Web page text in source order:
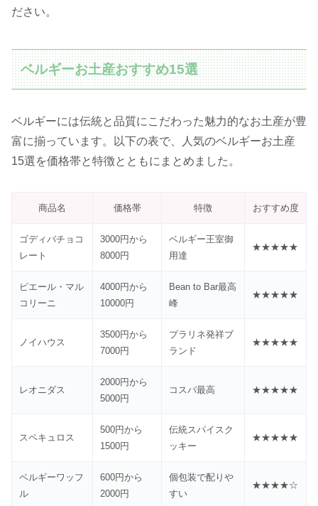
ださい。
ベルギーお土産おすすめ15選
ベルギーには伝統と品質にこだわった魅力的なお土産が豊
富に揃っています。以下の表で、人気のベルギーお土産
15選を価格帯と特徴とともにまとめました。
商品名 価格帯 特徴 おすすめ度
ゴディバチョコ
レート
3000円から
8000円
ベルギー王室御
用達
★★★★★
ピエール・マル
コリーニ
4000円から
10000円
Bean to Bar最高
峰
★★★★★
ノイハウス
3500円から
7000円
プラリネ発祥ブ
ランド
★★★★★
レオニダス
2000円から
5000円
コスパ最高 ★★★★★
スペキュロス
500円から
1500円
伝統スパイスク
ッキー
★★★★★
ベルギーワッフ
ル
600円から
2000円
個包装で配りや
すい
★★★★☆